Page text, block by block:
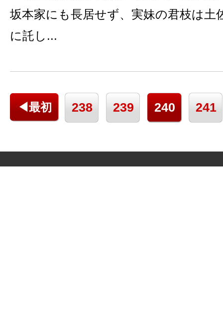
坂本家にも長居せず、実妹の君枝は土
に託し...
◀最初 238 239 240 241